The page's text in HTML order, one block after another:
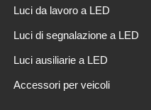
Luci da lavoro a LED
Luci di segnalazione a LED
Luci ausiliarie a LED
Accessori per veicoli